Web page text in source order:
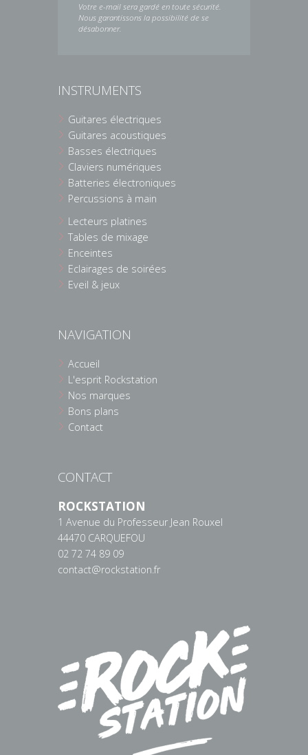
Votre e-mail sera gardé en toute sécurité.
Nous garantissons la possibilité de se
désabonner.
INSTRUMENTS
Guitares électriques
Guitares acoustiques
Basses électriques
Claviers numériques
Batteries électroniques
Percussions à main
Lecteurs platines
Tables de mixage
Enceintes
Eclairages de soirées
Eveil & jeux
NAVIGATION
Accueil
L'esprit Rockstation
Nos marques
Bons plans
Contact
CONTACT
ROCKSTATION
1 Avenue du Professeur Jean Rouxel
44470 CARQUEFOU
02 72 74 89 09
contact@rockstation.fr